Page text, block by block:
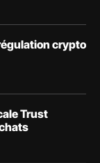
crypto
Trust